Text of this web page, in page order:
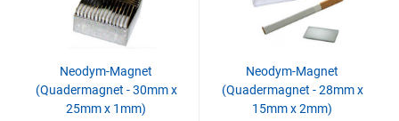
Neodym-Magnet
(Quadermagnet - 30mm x
25mm x 1mm)
Neodym-Magnet
(Quadermagnet - 28mm x
15mm x 2mm)